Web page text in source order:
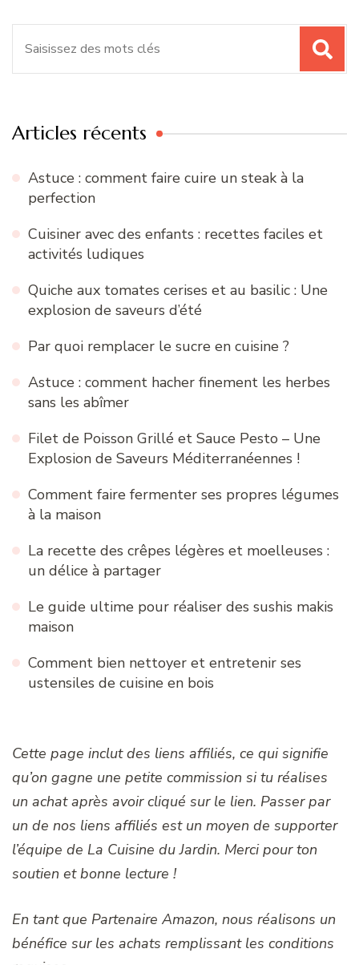
Articles récents
Astuce : comment faire cuire un steak à la
perfection
Cuisiner avec des enfants : recettes faciles et
activités ludiques
Quiche aux tomates cerises et au basilic : Une
explosion de saveurs d’été
Par quoi remplacer le sucre en cuisine ?
Astuce : comment hacher finement les herbes
sans les abîmer
Filet de Poisson Grillé et Sauce Pesto – Une
Explosion de Saveurs Méditerranéennes !
Comment faire fermenter ses propres légumes
à la maison
La recette des crêpes légères et moelleuses :
un délice à partager
Le guide ultime pour réaliser des sushis makis
maison
Comment bien nettoyer et entretenir ses
ustensiles de cuisine en bois
Cette page inclut des liens affiliés, ce qui signifie
qu’on gagne une petite commission si tu réalises
un achat après avoir cliqué sur le lien. Passer par
un de nos liens affiliés est un moyen de supporter
l’équipe de La Cuisine du Jardin. Merci pour ton
soutien et bonne lecture !
En tant que Partenaire Amazon, nous réalisons un
bénéfice sur les achats remplissant les conditions